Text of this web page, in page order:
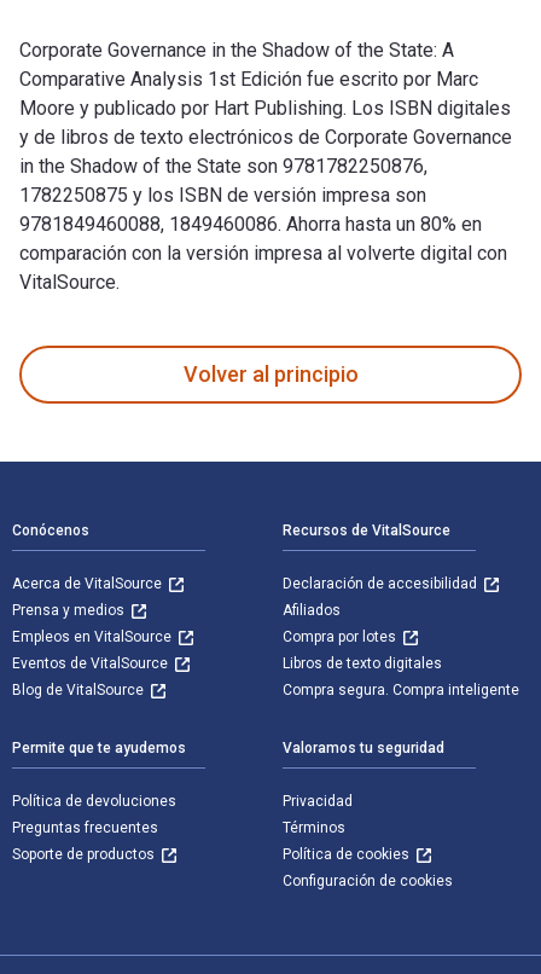
Corporate Governance in the Shadow of the State: A
Comparative Analysis 1st Edición fue escrito por Marc
Moore y publicado por Hart Publishing. Los ISBN digitales
y de libros de texto electrónicos de Corporate Governance
in the Shadow of the State son 9781782250876,
1782250875 y los ISBN de versión impresa son
9781849460088, 1849460086. Ahorra hasta un 80% en
comparación con la versión impresa al volverte digital con
VitalSource.
Volver al principio
Conócenos
Acerca de VitalSource
Prensa y medios
Empleos en VitalSource
Eventos de VitalSource
Blog de VitalSource
Recursos de VitalSource
Declaración de accesibilidad
Afiliados
Compra por lotes
Libros de texto digitales
Compra segura. Compra inteligente
Permite que te ayudemos
Política de devoluciones
Preguntas frecuentes
Soporte de productos
Valoramos tu seguridad
Privacidad
Términos
Política de cookies
Configuración de cookies